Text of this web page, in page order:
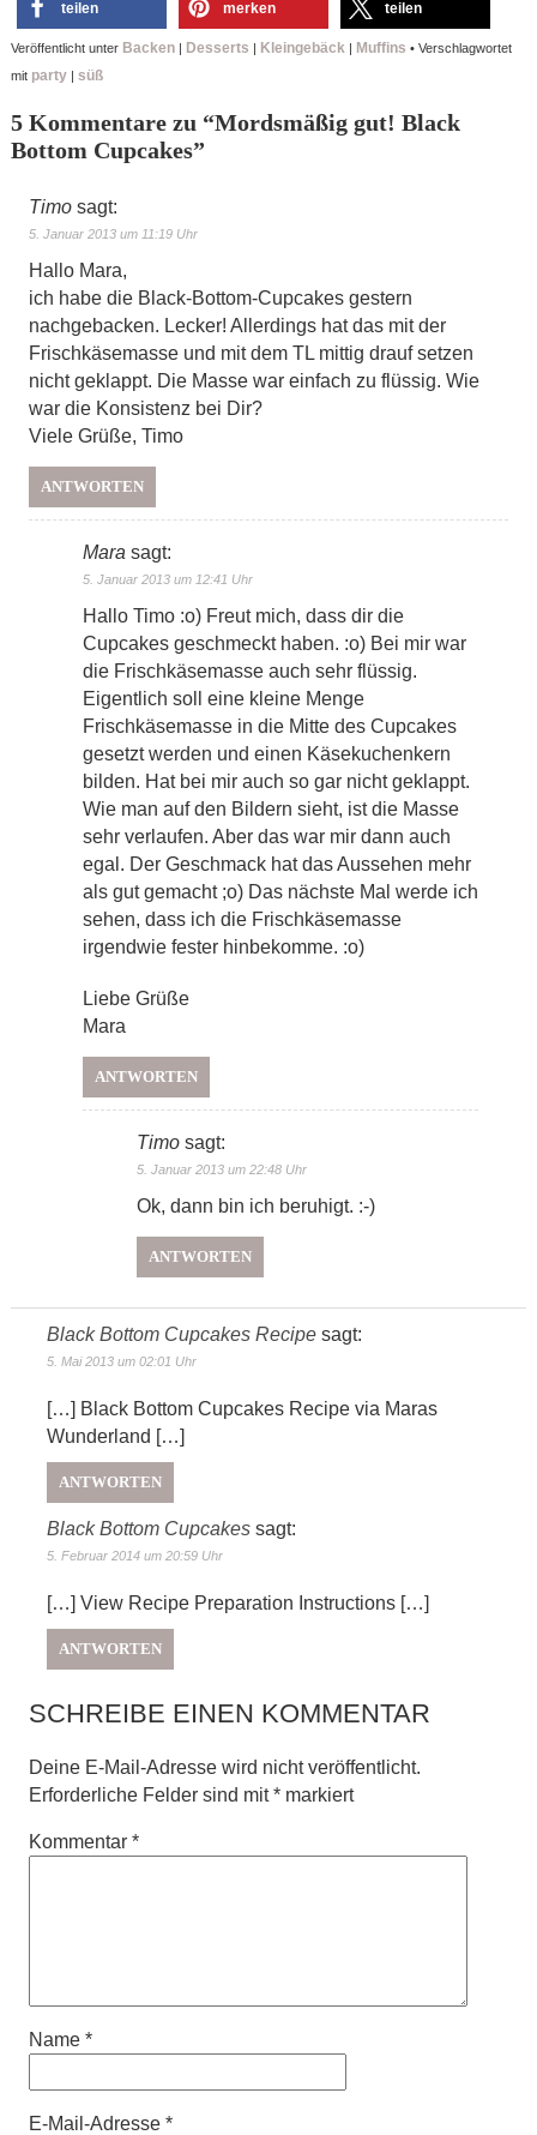
teilen merken teilen
Veröffentlicht unter Backen| Desserts | Kleingebäck | Muffins • Verschlagwortet
mit party| süß
5 Kommentare zu “Mordsmäßig gut! Black
Bottom Cupcakes”
Timo sagt:
5. Januar 2013 um 11:19 Uhr
Hallo Mara,
ich habe die Black-Bottom-Cupcakes gestern
nachgebacken. Lecker! Allerdings hat das mit der
Frischkäsemasse und mit dem TL mittig drauf setzen
nicht geklappt. Die Masse war einfach zu flüssig. Wie
war die Konsistenz bei Dir?
Viele Grüße, Timo
ANTWORTEN
Mara sagt:
5. Januar 2013 um 12:41 Uhr
Hallo Timo :o) Freut mich, dass dir die
Cupcakes geschmeckt haben. :o) Bei mir war
die Frischkäsemasse auch sehr flüssig.
Eigentlich soll eine kleine Menge
Frischkäsemasse in die Mitte des Cupcakes
gesetzt werden und einen Käsekuchenkern
bilden. Hat bei mir auch so gar nicht geklappt.
Wie man auf den Bildern sieht, ist die Masse
sehr verlaufen. Aber das war mir dann auch
egal. Der Geschmack hat das Aussehen mehr
als gut gemacht ;o) Das nächste Mal werde ich
sehen, dass ich die Frischkäsemasse
irgendwie fester hinbekomme. :o)
Liebe Grüße
Mara
ANTWORTEN
Timo sagt:
5. Januar 2013 um 22:48 Uhr
Ok, dann bin ich beruhigt. :-)
ANTWORTEN
Black Bottom Cupcakes Recipe sagt:
5. Mai 2013 um 02:01 Uhr
[…] Black Bottom Cupcakes Recipe via Maras
Wunderland […]
ANTWORTEN
Black Bottom Cupcakes sagt:
5. Februar 2014 um 20:59 Uhr
[…] View Recipe Preparation Instructions […]
ANTWORTEN
SCHREIBE EINEN KOMMENTAR
Deine E-Mail-Adresse wird nicht veröffentlicht.
Erforderliche Felder sind mit*markiert
Kommentar *
Name *
E-Mail-Adresse *